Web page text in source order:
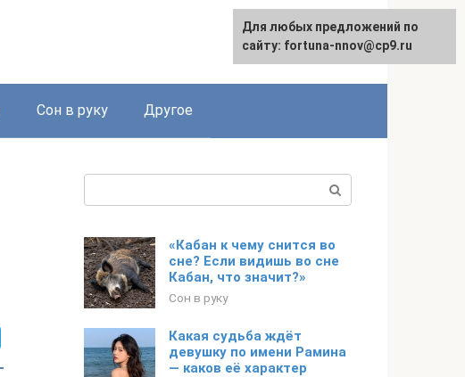
Сон в руку Другое
«Кабан к чему снится во
сне? Если видишь во сне
Кабан, что значит?»
Сон в руку
Какая судьба ждёт
девушку по имени Рамина
— каков её характер
Для любых предложений по
сайту: fortuna-nnov@cp9.ru